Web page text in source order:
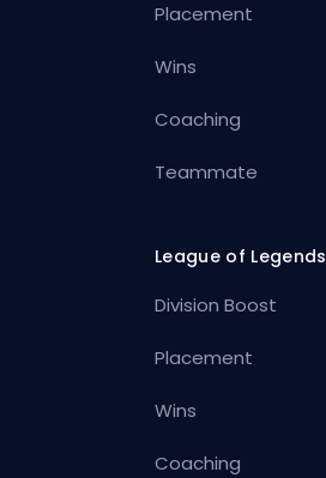
Placement
Wins
Coaching
Teammate
League of Legends
Division Boost
Placement
Wins
Coaching